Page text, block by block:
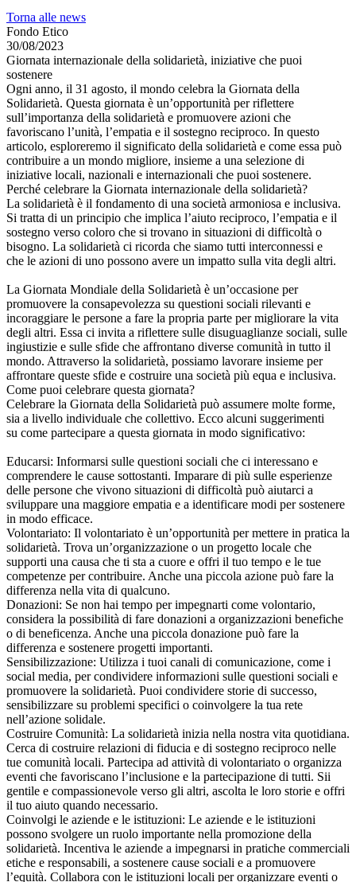
Torna alle news
Fondo Etico
30/08/2023
Giornata internazionale della solidarietà, iniziative che puoi
sostenere
Ogni anno, il 31 agosto, il mondo celebra la Giornata della
Solidarietà. Questa giornata è un’opportunità per riflettere
sull’importanza della solidarietà e promuovere azioni che
favoriscano l’unità, l’empatia e il sostegno reciproco. In questo
articolo, esploreremo il significato della solidarietà e come essa può
contribuire a un mondo migliore, insieme a una selezione di
iniziative locali, nazionali e internazionali che puoi sostenere.
Perché celebrare la Giornata internazionale della solidarietà?
La solidarietà è il fondamento di una società armoniosa e inclusiva.
Si tratta di un principio che implica l’aiuto reciproco, l’empatia e il
sostegno verso coloro che si trovano in situazioni di difficoltà o
bisogno. La solidarietà ci ricorda che siamo tutti interconnessi e
che le azioni di uno possono avere un impatto sulla vita degli altri.
La Giornata Mondiale della Solidarietà è un’occasione per
promuovere la consapevolezza su questioni sociali rilevanti e
incoraggiare le persone a fare la propria parte per migliorare la vita
degli altri. Essa ci invita a riflettere sulle disuguaglianze sociali, sulle
ingiustizie e sulle sfide che affrontano diverse comunità in tutto il
mondo. Attraverso la solidarietà, possiamo lavorare insieme per
affrontare queste sfide e costruire una società più equa e inclusiva.
Come puoi celebrare questa giornata?
Celebrare la Giornata della Solidarietà può assumere molte forme,
sia a livello individuale che collettivo. Ecco alcuni suggerimenti
su come partecipare a questa giornata in modo significativo:
Educarsi: Informarsi sulle questioni sociali che ci interessano e
comprendere le cause sottostanti. Imparare di più sulle esperienze
delle persone che vivono situazioni di difficoltà può aiutarci a
sviluppare una maggiore empatia e a identificare modi per sostenere
in modo efficace.
Volontariato: Il volontariato è un’opportunità per mettere in pratica la
solidarietà. Trova un’organizzazione o un progetto locale che
supporti una causa che ti sta a cuore e offri il tuo tempo e le tue
competenze per contribuire. Anche una piccola azione può fare la
differenza nella vita di qualcuno.
Donazioni: Se non hai tempo per impegnarti come volontario,
considera la possibilità di fare donazioni a organizzazioni benefiche
o di beneficenza. Anche una piccola donazione può fare la
differenza e sostenere progetti importanti.
Sensibilizzazione: Utilizza i tuoi canali di comunicazione, come i
social media, per condividere informazioni sulle questioni sociali e
promuovere la solidarietà. Puoi condividere storie di successo,
sensibilizzare su problemi specifici o coinvolgere la tua rete
nell’azione solidale.
Costruire Comunità: La solidarietà inizia nella nostra vita quotidiana.
Cerca di costruire relazioni di fiducia e di sostegno reciproco nelle
tue comunità locali. Partecipa ad attività di volontariato o organizza
eventi che favoriscano l’inclusione e la partecipazione di tutti. Sii
gentile e compassionevole verso gli altri, ascolta le loro storie e offri
il tuo aiuto quando necessario.
Coinvolgi le aziende e le istituzioni: Le aziende e le istituzioni
possono svolgere un ruolo importante nella promozione della
solidarietà. Incentiva le aziende a impegnarsi in pratiche commerciali
etiche e responsabili, a sostenere cause sociali e a promuovere
l’equità. Collabora con le istituzioni locali per organizzare eventi o